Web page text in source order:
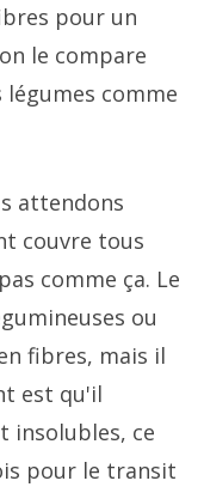
pour un
le compare
légumes comme
attendons
couvre tous
comme ça. Le
ou
fibres, mais il
est qu'il
insolubles, ce
pour le transit